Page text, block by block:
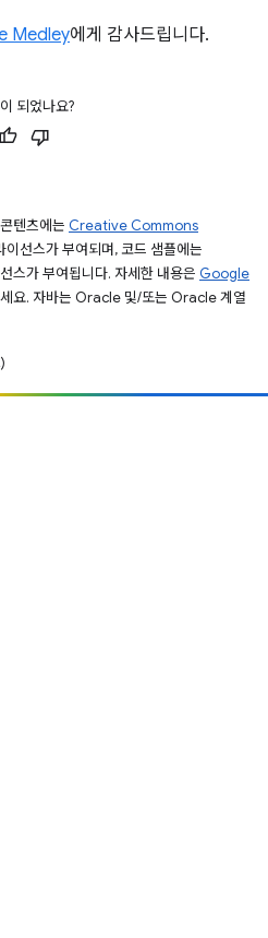
Medley에게 감사드립니다.
되었나요?
텐츠에는 Creative Commons
이선스가 부여되며, 코드 샘플에는
스가 부여됩니다. 자세한 내용은 Google
요. 자바는 Oracle 및/또는 Oracle 계열